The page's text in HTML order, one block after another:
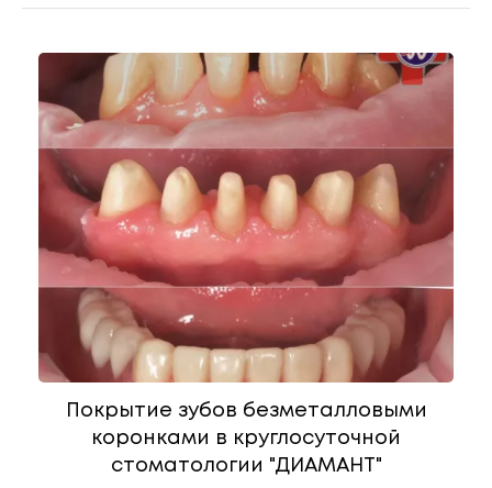
Покрытие зубов безметалловыми
коронками в круглосуточной
стоматологии "ДИАМАНТ"